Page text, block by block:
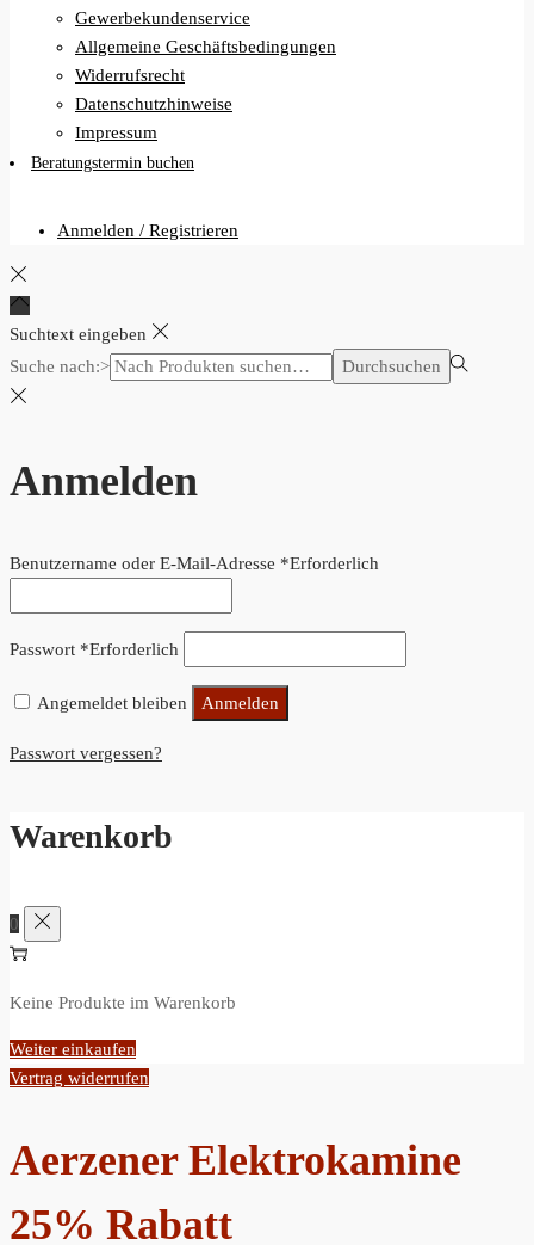
Gewerbekundenservice
Allgemeine Geschäftsbedingungen
Widerrufsrecht
Datenschutzhinweise
Impressum
Beratungstermin buchen
Anmelden / Registrieren
Suchtext eingeben
Suche nach:>
Durchsuchen
Anmelden
Benutzername oder E-Mail-Adresse *Erforderlich
Passwort *Erforderlich
Angemeldet bleiben Anmelden
Passwort vergessen?
Warenkorb
0
Keine Produkte im Warenkorb
Weiter einkaufen
Vertrag widerrufen
Aerzener Elektrokamine
25% Rabatt